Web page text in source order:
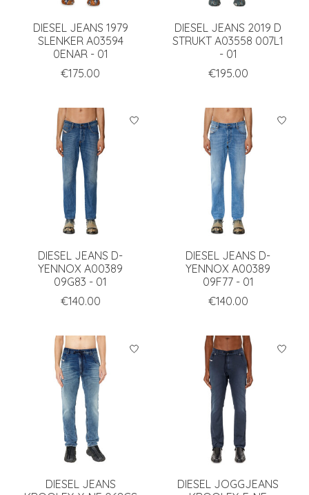
DIESEL JEANS 1979
SLENKER A03594
0ENAR - 01
€175.00
DIESEL JEANS 2019 D
STRUKT A03558 007L1
- 01
€195.00
DIESEL JEANS D-
YENNOX A00389
09G83 - 01
€140.00
DIESEL JEANS D-
YENNOX A00389
09F77 - 01
€140.00
DIESEL JEANS
DIESEL JOGGJEANS